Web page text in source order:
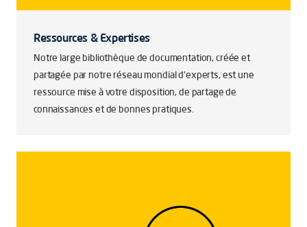
Ressources & Expertises
Notre large bibliothèque de documentation, créée et
partagée par notre réseau mondial d’experts, est une
ressource mise à votre disposition, de partage de
connaissances et de bonnes pratiques.